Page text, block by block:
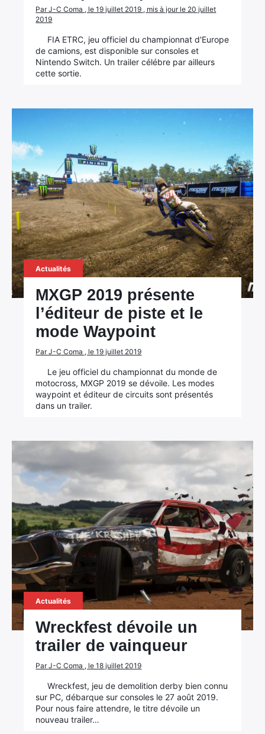
Par J-C Coma , le 19 juillet 2019 , mis à jour le 20 juillet
2019
FIA ETRC, jeu officiel du championnat d'Europe
de camions, est disponible sur consoles et
Nintendo Switch. Un trailer célébre par ailleurs
cette sortie.
Actualités
MXGP 2019 présente
l’éditeur de piste et le
mode Waypoint
Par J-C Coma , le 19 juillet 2019
Le jeu officiel du championnat du monde de
motocross, MXGP 2019 se dévoile. Les modes
waypoint et éditeur de circuits sont présentés
dans un trailer.
Actualités
Wreckfest dévoile un
trailer de vainqueur
Par J-C Coma , le 18 juillet 2019
Wreckfest, jeu de demolition derby bien connu
sur PC, débarque sur consoles le 27 août 2019.
Pour nous faire attendre, le titre dévoile un
nouveau trailer…